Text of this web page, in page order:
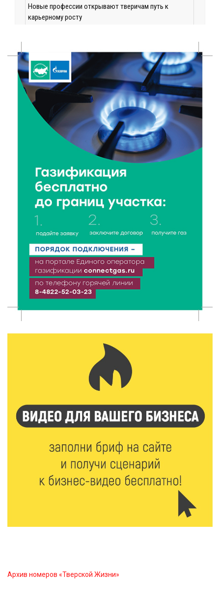
Новые профессии открывают тверичам путь к
карьерному росту
Спрос растёт: жители других регионов активнее
оформляют недвижимость в Тверской области
7 Авг 2026 11:17 60
Энергетики «Тверьэнерго» готовятся к ухудшению
погодных условий
129
Оловянные солдатики и реликвии прошлого: что
можно увидеть на новой выставке в Торжке
7 Авг 2026 10:59 208
В Тверской области 7 августа ожидаются ливни,
грозы и сильный ветер
7 Авг 2026 10:56 120
Юные таланты Твери могут вписать свои семьи в
историю России
7 Авг 2026 10:32 150
раскрывает красоту заповедных уголков России
118
День физкультурника в Тверской области: где и
какие спортивные события пройдут в выходные
7 Авг 2026 09:32 203
“Посольство Дружбы” стартовало в Твери:
школьники из Твери и Палестины объединились
ради диалога культур
7 Авг 2026 09:02 191
От зарядки до ПДД: как в Твери детям прививают
Архив номеров «Тверской Жизни»